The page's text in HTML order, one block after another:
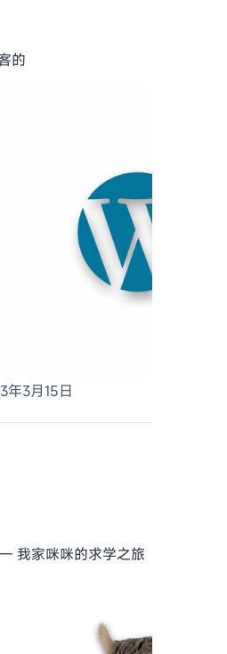
的
年3月15日
我家咪咪的求学之旅